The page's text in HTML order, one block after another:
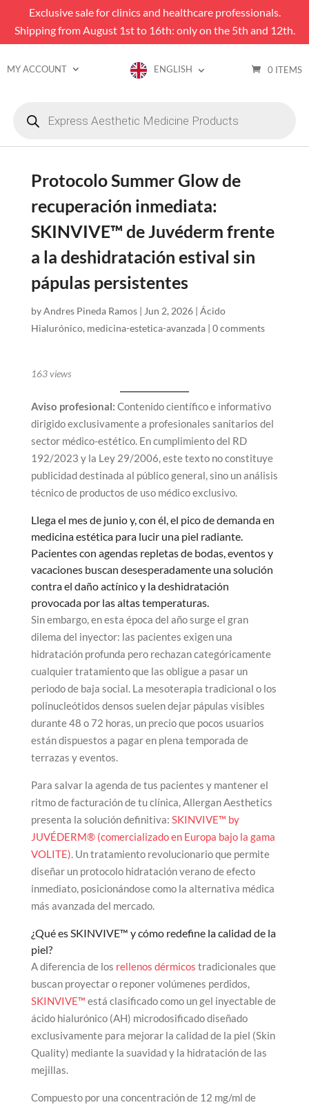
Exclusive sale for clinics and healthcare professionals.
Shipping from August 1st to 16th: only on the 5th and 12th.
MY ACCOUNT ENGLISH 0 ITEMS
search
Protocolo Summer Glow de
recuperación inmediata:
SKINVIVE™ de Juvéderm frente
a la deshidratación estival sin
pápulas persistentes
byAndres Pineda Ramos| Jun 2, 2026| Ácido
Hialurónico, medicina-estetica-avanzada| 0 comments
163views
Aviso profesional: Contenido científico e informativo
dirigido exclusivamente a profesionales sanitarios del
sector médico-estético. En cumplimiento del RD
192/2023 y la Ley 29/2006, este texto no constituye
publicidad destinada al público general, sino un análisis
técnico de productos de uso médico exclusivo.
Llega el mes de junio y, con él, el pico de demanda en
medicina estética para lucir una piel radiante.
Pacientes con agendas repletas de bodas, eventos y
vacaciones buscan desesperadamente una solución
contra el daño actínico y la deshidratación
provocada por las altas temperaturas.
Sin embargo, en esta época del año surge el gran
dilema del inyector: las pacientes exigen una
hidratación profunda pero rechazan categóricamente
cualquier tratamiento que las obligue a pasar un
periodo de baja social. La mesoterapia tradicional o los
polinucleótidos densos suelen dejar pápulas visibles
durante 48 o 72 horas, un precio que pocos usuarios
están dispuestos a pagar en plena temporada de
terrazas y eventos.
Para salvar la agenda de tus pacientes y mantener el
ritmo de facturación de tu clínica, Allergan Aesthetics
presenta la solución definitiva: SKINVIVE™ by
JUVÉDERM® (comercializado en Europa bajo la gama
VOLITE) . Un tratamiento revolucionario que permite
diseñar un protocolo hidratación verano de efecto
inmediato, posicionándose como la alternativa médica
más avanzada del mercado.
¿Qué es SKINVIVE™ y cómo redefine la calidad de la
piel?
A diferencia de los rellenos dérmicos tradicionales que
buscan proyectar o reponer volúmenes perdidos,
SKINVIVE™ está clasificado como un gel inyectable de
ácido hialurónico (AH) microdosificado diseñado
exclusivamente para mejorar la calidad de la piel (Skin
Quality) mediante la suavidad y la hidratación de las
mejillas.
Compuesto por una concentración de 12 mg/ml de